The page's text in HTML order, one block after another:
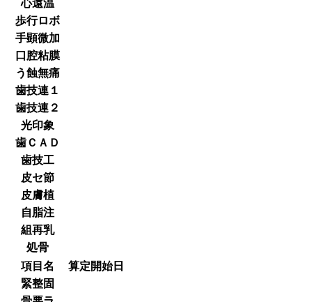
心遠温
歩行ロボ
手顕微加
口腔粘膜
う蝕無痛
歯技連１
歯技連２
光印象
歯ＣＡＤ
歯技工
皮セ節
皮膚植
自脂注
組再乳
処骨
項目名
算定開始日
緊整固